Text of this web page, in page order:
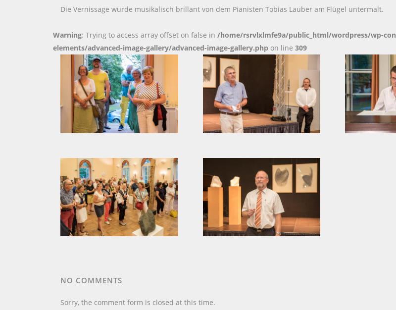
Die Vernissage wurde musikalisch brillant von dem Pianisten Tobias Lauber am Flügel untermalt.
Warning: Trying to access array offset on false in /home/rsrvlxlmfe9a/public_html/wordpress/wp-
elements/advanced-image-gallery/advanced-image-gallery.php on line 309
NO COMMENTS
Sorry, the comment form is closed at this time.